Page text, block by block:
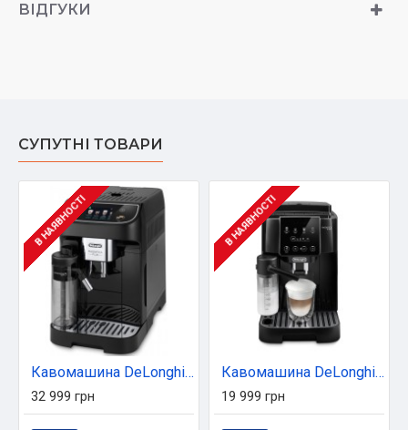
ВІДГУКИ
СУПУТНІ ТОВАРИ
В НАЯВНОСТІ
Кавомашина DeLonghi ECAM 320.60 B
32 999 грн
В НАЯВНОСТІ
Кавомашина DeLonghi ECAM 220.60.B
19 999 грн